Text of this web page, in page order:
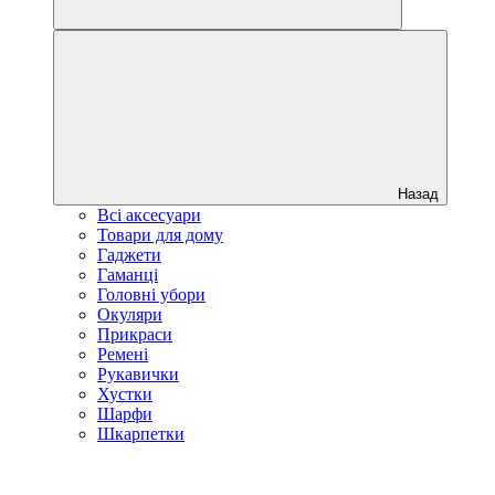
Назад
Всі аксесуари
Товари для дому
Гаджети
Гаманці
Головні убори
Окуляри
Прикраси
Ремені
Рукавички
Хустки
Шарфи
Шкарпетки